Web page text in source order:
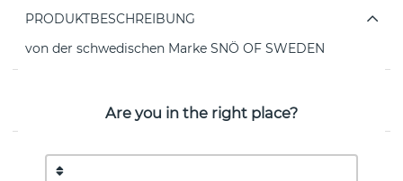
PRODUKTBESCHREIBUNG
von der schwedischen Marke SNÖ OF SWEDEN
Are you in the right place?